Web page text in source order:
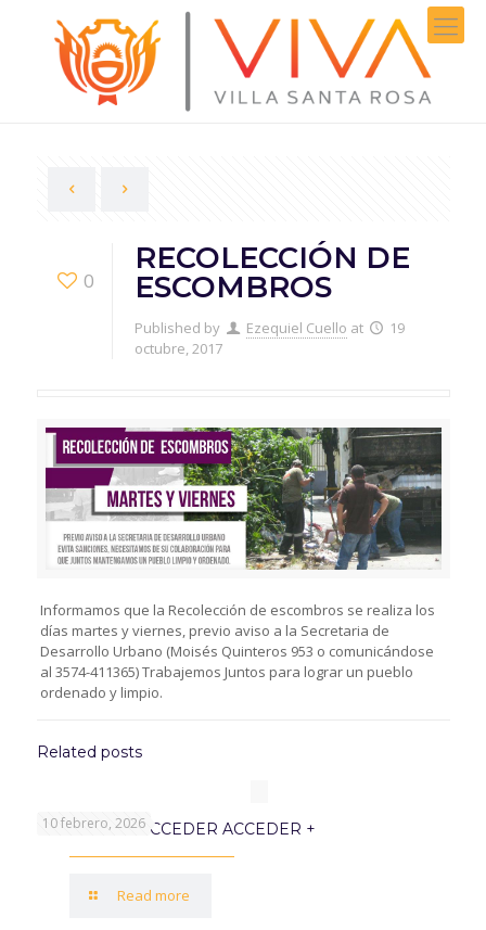
0
RECOLECCIÓN DE
ESCOMBROS
Published by Ezequiel Cuello at
19
octubre, 2017
Informamos que la Recolección de escombros se realiza los
días martes y viernes, previo aviso a la Secretaria de
Desarrollo Urbano (Moisés Quinteros 953 o comunicándose
al 3574-411365) Trabajemos Juntos para lograr un pueblo
ordenado y limpio.
Related posts
10 febrero, 2026
PROGRAMA ACCEDER ACCEDER +
Read more